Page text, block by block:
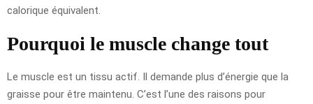
calorique équivalent.
Pourquoi le muscle change tout
Le muscle est un tissu actif. Il demande plus d’énergie que la
graisse pour être maintenu. C’est l’une des raisons pour